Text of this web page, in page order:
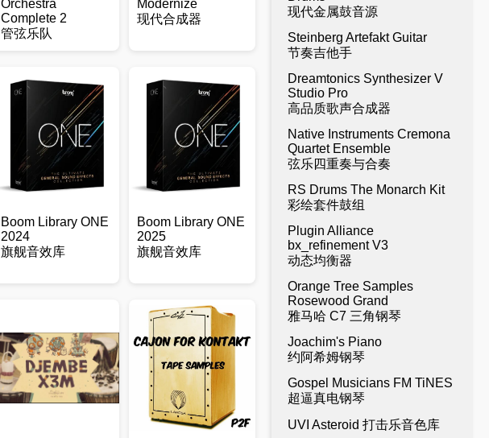
Orchestra
Complete 2
管弦乐队
Modernize
现代合成器
Boom Library ONE
2024
旗舰音效库
Boom Library ONE
2025
旗舰音效库
现代金属鼓音源
Steinberg Artefakt Guitar
节奏吉他手
Dreamtonics Synthesizer V
Studio Pro
高品质歌声合成器
Native Instruments Cremona
Quartet Ensemble
弦乐四重奏与合奏
RS Drums The Monarch Kit
彩绘套件鼓组
Plugin Alliance
bx_refinement V3
动态均衡器
Orange Tree Samples
Rosewood Grand
雅马哈 C7 三角钢琴
Joachim's Piano
约阿希姆钢琴
Gospel Musicians FM TiNES
超逼真电钢琴
UVI Asteroid 打击乐音色库